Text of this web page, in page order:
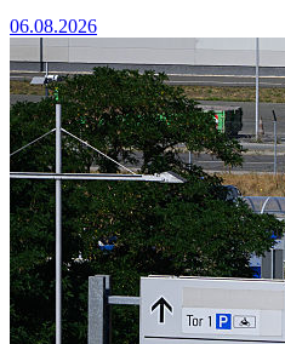
06.08.2026